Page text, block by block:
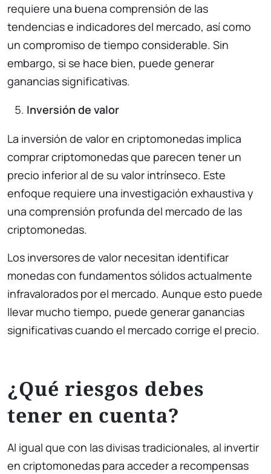
requiere una buena comprensión de las
tendencias e indicadores del mercado, así como
un compromiso de tiempo considerable. Sin
embargo, si se hace bien, puede generar
ganancias significativas.
Inversión de valor
La inversión de valor en criptomonedas implica
comprar criptomonedas que parecen tener un
precio inferior al de su valor intrínseco. Este
enfoque requiere una investigación exhaustiva y
una comprensión profunda del mercado de las
criptomonedas.
Los inversores de valor necesitan identificar
monedas con fundamentos sólidos actualmente
infravalorados por el mercado. Aunque esto puede
llevar mucho tiempo, puede generar ganancias
significativas cuando el mercado corrige el precio.
¿Qué riesgos debes
tener en cuenta?
Al igual que con las divisas tradicionales, al invertir
en criptomonedas para acceder a recompensas